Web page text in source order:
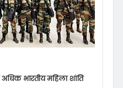
भारतीय महिला शांति